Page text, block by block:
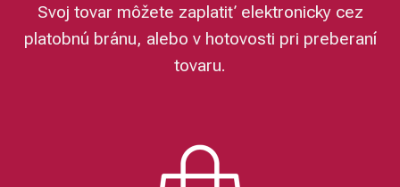
Svoj tovar môžete zaplatiť elektronicky cez
platobnú bránu, alebo v hotovosti pri preberaní
tovaru.